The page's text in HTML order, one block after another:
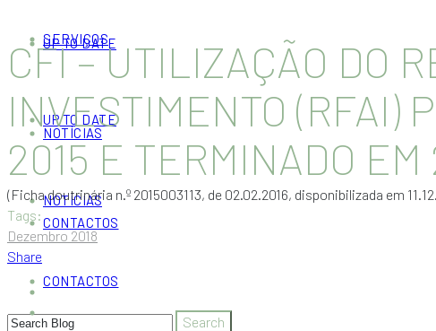
UP TO DATE
NOTÍCIAS
CONTACTOS
SERVIÇOS
UP TO DATE
NOTÍCIAS
CONTACTOS
CFI – UTILIZAÇÃO DO
INVESTIMENTO (RFAI)
2015 E TERMINADO EM
(Ficha doutrinária n.º 2015003113, de 02.02.2016, disponibilizada em
Tags:
Dezembro 2018
Share